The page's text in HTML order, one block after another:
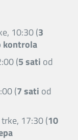
10:30 (3
kontrola
(5 sati od
(7 sati od
trke, 17:30 (10